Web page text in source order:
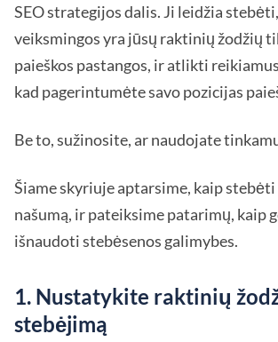
SEO strategijos dalis. Ji leidžia
veiksmingos yra jūsų raktinių žodžių
paieškos pastangos, ir atlikti
kad pagerintumėte savo pozicijas
Be to, sužinosite, ar naudojate
Šiame skyriuje aptarsime, kaip
našumą, ir pateiksime patarimų, kaip
išnaudoti stebėsenos galimybes.
1. Nustatykite raktinių
stebėjimą